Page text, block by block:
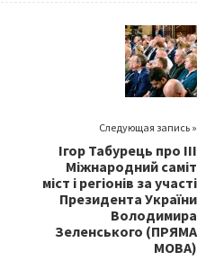
Следующая запись »
Ігор Табурець про ІІІ
Міжнародний саміт
міст і регіонів за участі
Президента України
Володимира
Зеленського (ПРЯМА
МОВА)